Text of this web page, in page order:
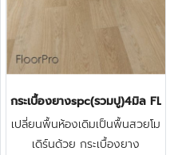
PRO NATURAL OAK 450บา
กระเบื้องยางspc(รวมปู)4มิล
เปลี่ยนพื้นห้องเดิมเป็นพื้นสวยโม
เดิร์นด้วย กระเบื้องยาง